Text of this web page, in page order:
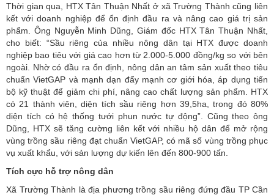
Thời gian qua, HTX Tân Thuận Nhất ở xã Trường Thành cũng liên
kết với doanh nghiệp để ổn định đầu ra và nâng cao giá trị sản
phẩm. Ông Nguyễn Minh Dũng, Giám đốc HTX Tân Thuận Nhất,
cho biết: “Sầu riêng của nhiều nông dân tại HTX được doanh
nghiệp bao tiêu với giá cao hơn từ 2.000-5.000 đồng/kg so với bên
ngoài. Nhờ có đầu ra ổn định, nông dân an tâm sản xuất theo tiêu
chuẩn VietGAP và mạnh dạn đẩy mạnh cơ giới hóa, áp dụng tiến
bộ kỹ thuật để giảm chi phí, nâng cao chất lượng sản phẩm. HTX
có 21 thành viên, diện tích sầu riêng hơn 39,5ha, trong đó 80%
diện tích có hệ thống tưới phun nước tự động”. Cũng theo ông
Dũng, HTX sẽ tăng cường liên kết với nhiều hộ dân để mở rộng
vùng trồng sầu riêng đạt chuẩn VietGAP, có mã số vùng trồng phục
vụ xuất khẩu, với sản lượng dự kiến lên đến 800-900 tấn.
Tích cực hỗ trợ nông dân
Xã Trường Thành là địa phương trồng sầu riêng đứng đầu TP Cần